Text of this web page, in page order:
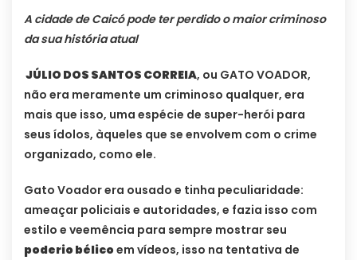
A cidade de Caicó pode ter perdido o maior criminoso
da sua história atual
JÚLIO DOS SANTOS CORREIA, ou GATO VOADOR,
não era meramente um criminoso qualquer, era
mais que isso, uma espécie de super-herói para
seus ídolos, àqueles que se envolvem com o crime
organizado, como ele.
Gato Voador era ousado e tinha peculiaridade:
ameaçar policiais e autoridades, e fazia isso com
estilo e veemência para sempre mostrar seu
poderio bélico em vídeos, isso na tentativa de